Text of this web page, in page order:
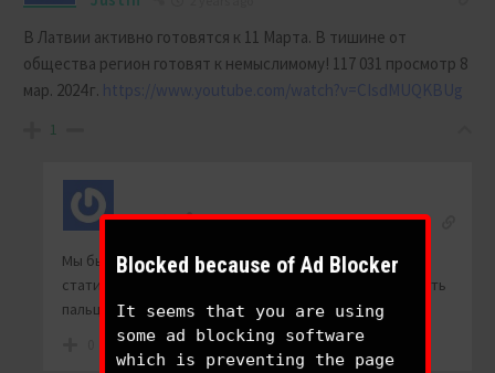
Blocked because of Ad Blocker
It seems that you are using
some ad blocking software
which is preventing the page
В Латвии активно готовятся к 11 Марта. В тишине от
общества регион готовят к немыслимому! 117 031 просмотр 8
мар. 2024 г. https://www.youtube.com/watch?v=CIsdMUQKBUg
1
maui Reply toJustin 2 years ago
Мы бы хотели читать вашу точку зрения, а не сухую
статистику. Будьте любезны, не поленитесь постучать
пальцами по клавишам или touch pads )